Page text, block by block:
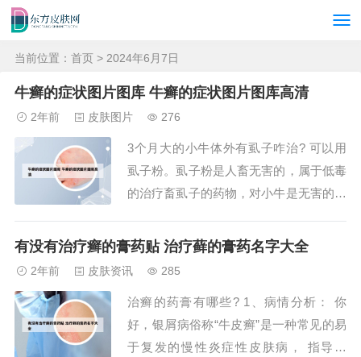
当前位置： 首页 > 2024年6月7日
牛癣的症状图片图库 牛癣的症状图片图库高清
2年前 皮肤图片 276
3个月大的小牛体外有虱子咋治? 可以用
虱子粉。虱子粉是人畜无害的，属于低毒
的治疗畜虱子的药物，对小牛是无害的。
的感觉怎么办吗？具体如下。牛身上有虱
虱子的地方擦药。你想问的是小牛吃纯牛
奶有虱子怎...
有没有治疗癣的膏药贴 治疗藓的膏药名字大全
2年前 皮肤资讯 285
治癣的药膏有哪些? 1、病情分析： 你
好，银屑病俗称“牛皮癣”是一种常见的易
于复发的慢性炎症性皮肤病， 指导意